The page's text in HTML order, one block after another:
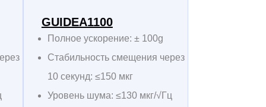
GUIDEA1100
Полное ускорение: ± 100g
Стабильность смещения через
10 секунд: ≤150 мкг
Уровень шума: ≤130 мкг/√Гц